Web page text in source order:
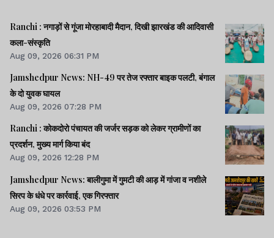
Ranchi : नगाड़ों से गूंजा मोरहाबादी मैदान, दिखी झारखंड की आदिवासी
कला-संस्कृति
Aug 09, 2026 06:31 PM
Jamshedpur News: NH-49 पर तेज रफ्तार बाइक पलटी, बंगाल
के दो युवक घायल
Aug 09, 2026 07:28 PM
Ranchi : कोकदोरो पंचायत की जर्जर सड़क को लेकर ग्रामीणों का
प्रदर्शन, मुख्य मार्ग किया बंद
Aug 09, 2026 12:28 PM
Jamshedpur News: बालीगुमा में गुमटी की आड़ में गांजा व नशीले
सिरप के धंधे पर कार्रवाई, एक गिरफ्तार
Aug 09, 2026 03:53 PM